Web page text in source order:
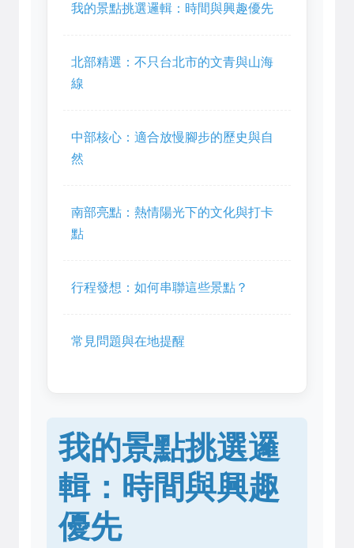
我的景點挑選邏輯：時間與興趣優先
北部精選：不只台北市的文青與山海
線
中部核心：適合放慢腳步的歷史與自
然
南部亮點：熱情陽光下的文化與打卡
點
行程發想：如何串聯這些景點？
常見問題與在地提醒
我的景點挑選邏
輯：時間與興趣
優先